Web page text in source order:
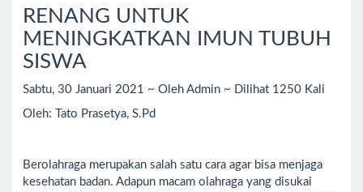
RENANG UNTUK
MENINGKATKAN IMUN TUBUH
SISWA
Sabtu, 30 Januari 2021 ~ Oleh Admin ~ Dilihat 1250 Kali
Oleh: Tato Prasetya, S.Pd
Berolahraga merupakan salah satu cara agar bisa menjaga
kesehatan badan. Adapun macam olahraga yang disukai